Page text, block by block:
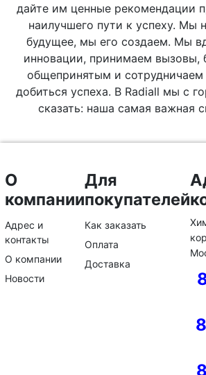
дайте им ценные рекомендации
наилучшего пути к успеху. Мы
будущее, мы его создаем. Мы
инновации, принимаем вызовы,
общепринятым и сотрудничаем
добиться успеха. В Radiall мы с
сказать: наша самая важная
О
компании
Адрес и
контакты
О компании
Новости
Для
покупателей
Как заказать
Оплата
Доставка